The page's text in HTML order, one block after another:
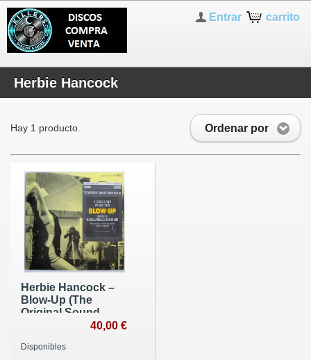
carrito
Entrar
Herbie Hancock
Ordenar por
Hay 1 producto.
Herbie Hancock ‎–
Blow-Up (The
Original Sound
40,00 €
Disponibles